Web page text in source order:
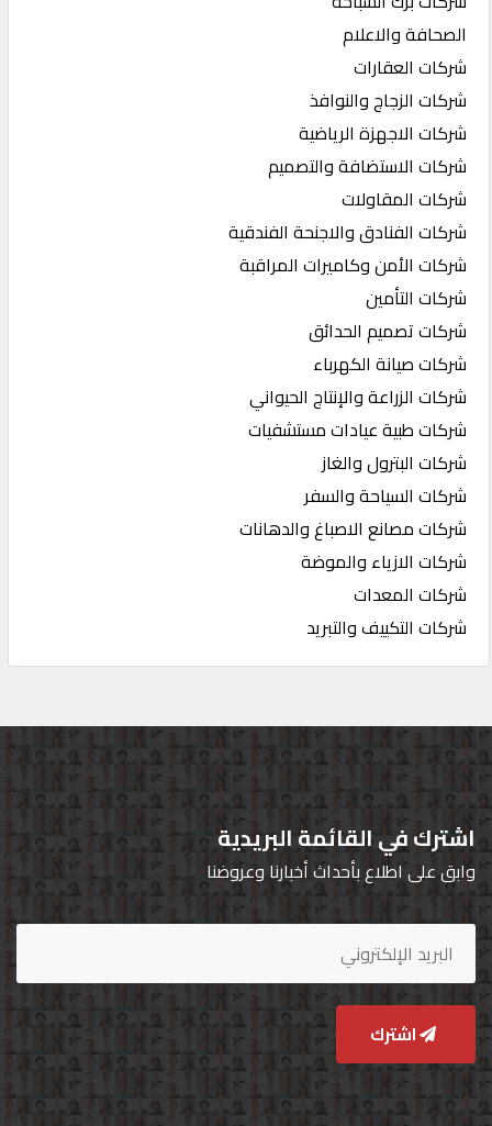
الصحافة والاعلام
شركات العقارات
شركات الزجاج والنوافذ
شركات الاجهزة الرياضية
شركات الاستضافة والتصميم
شركات المقاولات
شركات الفنادق والاجنحة الفندقية
شركات الأمن وكاميرات المراقبة
شركات التأمين
شركات تصميم الحدائق
شركات صيانة الكهرباء
شركات الزراعة والإنتاج الحيواني
شركات طبية عيادات مستشفيات
شركات البترول والغاز
شركات السياحة والسفر
شركات مصانع الاصباغ والدهانات
شركات الازياء والموضة
شركات المعدات
شركات التكييف والتبريد
اشترك في القائمة البريدية
وابق على اطلاع بأحداث أخبارنا وعروضنا
اشترك